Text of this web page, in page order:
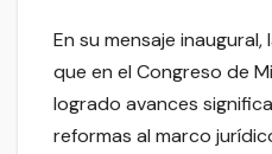
En su mensaje
que en el Congreso de
logrado avances
reformas al marco